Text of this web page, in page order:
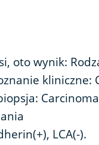
oto wynik:
kliniczne:
Carcinoma
LCA(-).